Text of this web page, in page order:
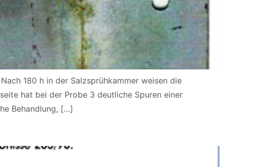
180 h in der Salzsprühkammer weisen die
hat bei der Probe 3 deutliche Spuren einer
Behandlung, […]